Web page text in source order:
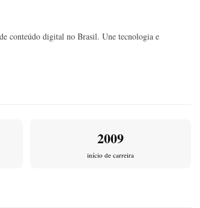
conteúdo digital no Brasil. Une tecnologia e
2009
início de carreira